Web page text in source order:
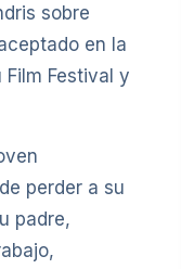
sobre
en la
Film Festival y
perder a su
padre,